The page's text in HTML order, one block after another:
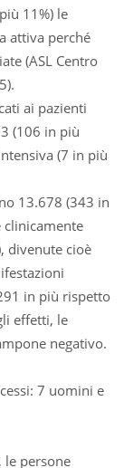
11%) le
attiva perché
(ASL Centro
ai pazienti
(106 in più
(7 in più
13.678 (343 in
clinicamente
divenute cioè
in più rispetto
effetti, le
negativo.
7 uomini e
le persone